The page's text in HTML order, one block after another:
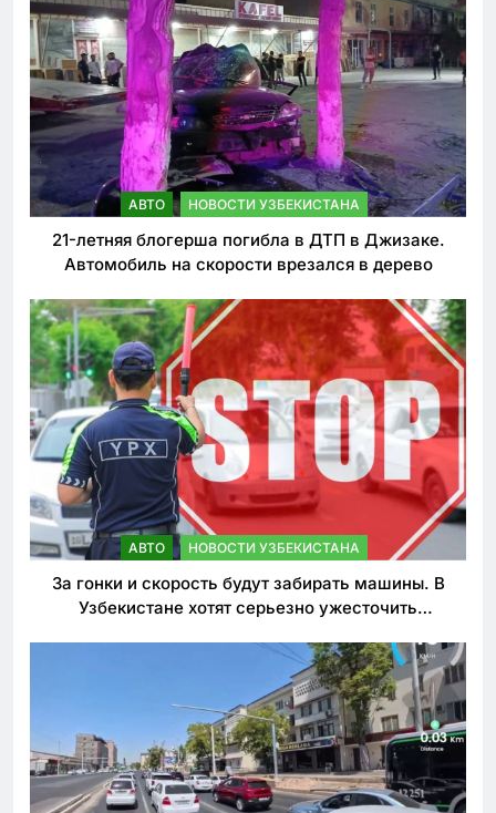
АВТО НОВОСТИ УЗБЕКИСТАНА
21-летняя блогерша погибла в ДТП в Джизаке.
Автомобиль на скорости врезался в дерево
АВТО НОВОСТИ УЗБЕКИСТАНА
За гонки и скорость будут забирать машины. В
Узбекистане хотят серьезно ужесточить